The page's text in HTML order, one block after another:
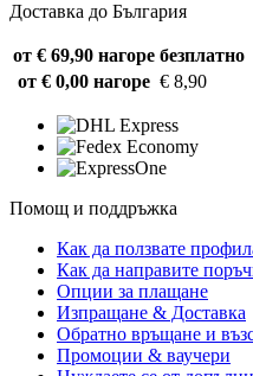
Доставка до България
от € 69,90 нагоре безплатно
от € 0,00 нагоре € 8,90
Помощ и поддръжка
Как да ползвате
Как да направите
Опции за плащане
Изпращане & Доставка
Обратно връщане и
Промоции & ваучери